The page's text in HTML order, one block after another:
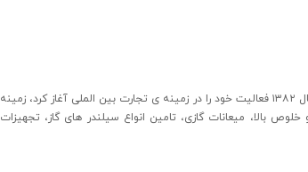
شرکت هیواره آورد پارسیان هیوا گاز مهام(هیواره آورد پارسیان) از سال ۱۳۸۲ فعالیت خود را در زمینه ی تجارت بین الملی آغاز کرد، زمینه
بالا، میعانات گازی، تامین انواع سیلندر های گاز، تجهیزات